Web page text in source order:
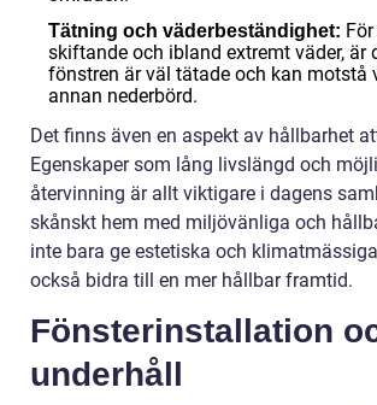
Tätning och väderbeständighet:
skiftande och ibland extremt väder, är
fönstren är väl tätade och kan motstå
annan nederbörd.
Det finns även en aspekt av hållbarhet
Egenskaper som lång livslängd och
återvinning är allt viktigare i dagens
skånskt hem med miljövänliga och
inte bara ge estetiska och
också bidra till en mer hållbar framtid.
Fönsterinstallation
underhåll